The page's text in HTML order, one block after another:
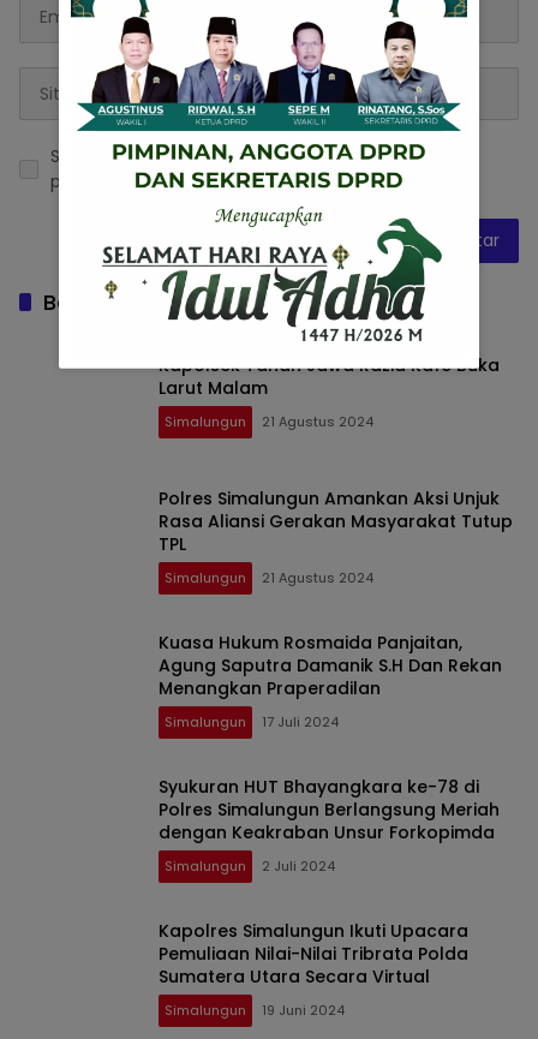
Simpan nama, email, dan situs web saya pada
peramban ini untuk komentar saya berikutnya.
Baca Juga
Kapolsek Tanah Jawa Razia Kafe Buka
Larut Malam
Simalungun 21 Agustus 2024
Polres Simalungun Amankan Aksi Unjuk
Rasa Aliansi Gerakan Masyarakat Tutup
TPL
Simalungun 21 Agustus 2024
Kuasa Hukum Rosmaida Panjaitan,
Agung Saputra Damanik S.H Dan Rekan
Menangkan Praperadilan
Simalungun 17 Juli 2024
Syukuran HUT Bhayangkara ke-78 di
Polres Simalungun Berlangsung Meriah
dengan Keakraban Unsur Forkopimda
Simalungun 2 Juli 2024
Kapolres Simalungun Ikuti Upacara
Pemuliaan Nilai-Nilai Tribrata Polda
Sumatera Utara Secara Virtual
Simalungun 19 Juni 2024